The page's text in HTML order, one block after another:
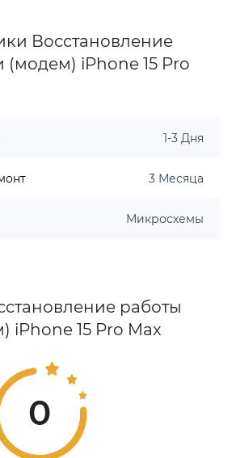
Восстановление
(модем) iPhone 15 Pro
1-3 Дня
3 Месяца
Микросхемы
работы
iPhone 15 Pro Max
0